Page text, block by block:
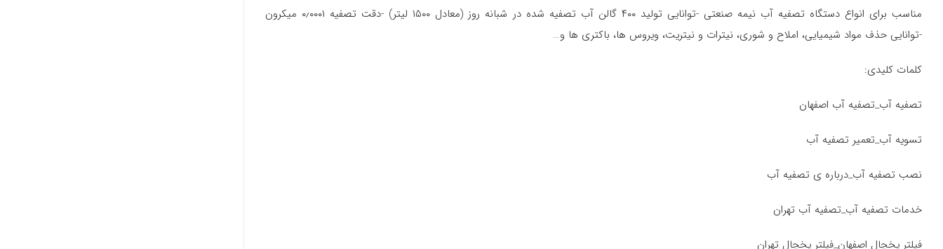
مناسب برای انواع دستگاه تصفیه آب نیمه صنعتی -توانایی تولید ۴۰۰ گالن آب تصفیه شده در شبانه روز (معادل ۱۵۰۰ لیتر) -دقت تصفیه ۰٫۰۰۰۱ میکرون
-توانایی حذف مواد شیمیایی، املاح و شوری، نیترات و نیتریت، ویروس ها، باکتری ها و…
کلمات کلیدی:
تصفیه آب_تصفیه آب اصفهان
تسویه آب_تعمیر تصفیه آب
نصب تصفیه آب_درباره ی تصفیه آب
خدمات تصفیه آب_تصفیه آب تهران
فیلتر یخچال اصفهان_فیلتر یخچال تهران